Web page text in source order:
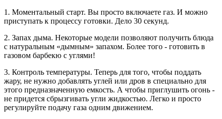
1. Моментальный старт. Вы просто включаете газ. И можно
приступать к процессу готовки. Дело 30 секунд.
2. Запах дыма. Некоторые модели позволяют получить блюда
с натуральным «дымным» запахом. Более того - готовить в
газовом барбекю с углями!
3. Контроль температуры. Теперь для того, чтобы поддать
жару, не нужно добавлять углей или дров в специально для
этого предназначенную емкость. А чтобы приглушить огонь -
не придется сбрызгивать угли жидкостью. Легко и просто
регулируйте подачу газа одним движением.